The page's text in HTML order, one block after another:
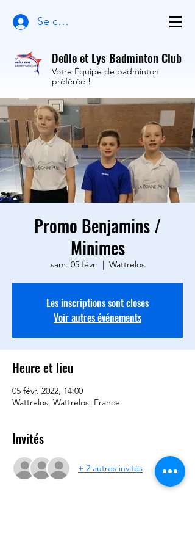
Se connecter
Deûle et Lys Badminton Club
Votre Équipe de badminton
préférée !
Promo Benjamins /
Minimes
sam. 05 févr.
  |
Wattrelos
Les inscriptions sont closes
Voir autres événements
Heure et lieu
05 févr. 2022, 14:00
Wattrelos, Wattrelos, France
Invités
+ 2 autres invités